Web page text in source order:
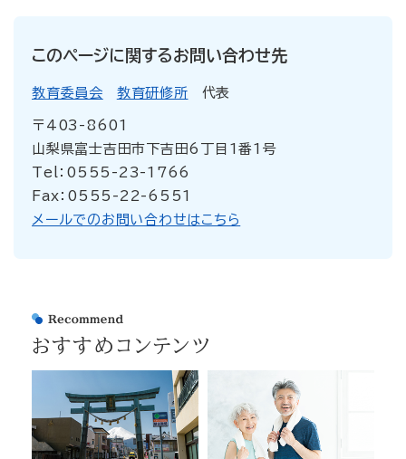
このページに関するお問い合わせ先
教育委員会 教育研修所 代表
〒403-8601
山梨県富士吉田市下吉田6丁目1番1号
Tel：0555-23-1766
Fax：0555-22-6551
メールでのお問い合わせはこちら
おすすめコンテンツ